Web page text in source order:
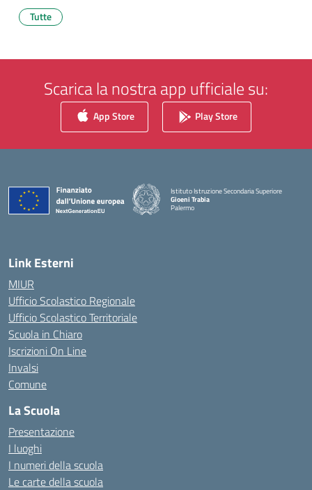
Tutte
Scarica la nostra app ufficiale su:
App Store Play Store
Istituto Istruzione Secondaria Superiore
Gioeni Trabia
Palermo
Link Esterni
MIUR
Ufficio Scolastico Regionale
Ufficio Scolastico Territoriale
Scuola in Chiaro
Iscrizioni On Line
Invalsi
Comune
La Scuola
Presentazione
I luoghi
I numeri della scuola
Le carte della scuola